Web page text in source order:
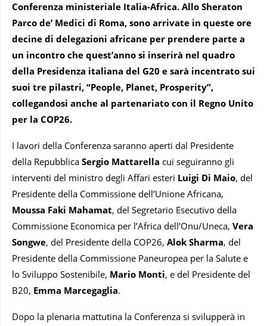
Conferenza ministeriale Italia-Africa. Allo Sheraton
Parco de’ Medici di Roma, sono arrivate in queste ore
decine di delegazioni africane per prendere parte a
un incontro che quest’anno si inserirà nel quadro
della Presidenza italiana del G20 e sarà incentrato sui
suoi tre pilastri, “People, Planet, Prosperity”,
collegandosi anche al partenariato con il Regno Unito
per la COP26.
I lavori della Conferenza saranno aperti dal Presidente
della Repubblica Sergio Mattarella cui seguiranno gli
interventi del ministro degli Affari esteri Luigi Di Maio, del
Presidente della Commissione dell’Unione Africana,
Moussa Faki Mahamat, del Segretario Esecutivo della
Commissione Economica per l’Africa dell’Onu/Uneca, Vera
Songwe, del Presidente della COP26, Alok Sharma, del
Presidente della Commissione Paneuropea per la Salute e
lo Sviluppo Sostenibile, Mario Monti, e del Presidente del
B20, Emma Marcegaglia.
Dopo la plenaria mattutina la Conferenza si svilupperà in